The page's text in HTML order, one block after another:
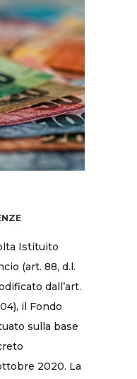
Istituito
(art. 88, d.l.
dall’art.
il Fondo
sulla base
2020. La